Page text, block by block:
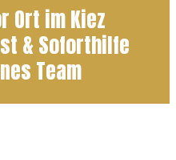
Ort im Kiez
& Soforthilfe
Team